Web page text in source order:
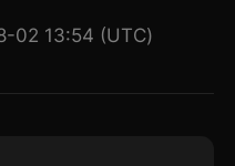
02 13:54 (UTC)